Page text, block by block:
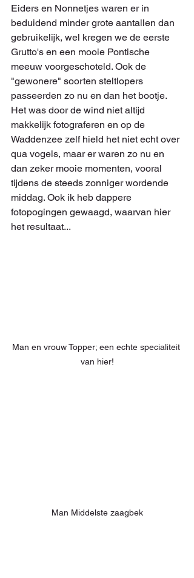
Eiders en Nonnetjes waren er in
beduidend minder grote aantallen dan
gebruikelijk, wel kregen we de eerste
Grutto's en een mooie Pontische
meeuw voorgeschoteld. Ook de
"gewonere" soorten steltlopers
passeerden zo nu en dan het bootje.
Het was door de wind niet altijd
makkelijk fotograferen en op de
Waddenzee zelf hield het niet echt over
qua vogels, maar er waren zo nu en
dan zeker mooie momenten, vooral
tijdens de steeds zonniger wordende
middag. Ook ik heb dappere
fotopogingen gewaagd, waarvan hier
het resultaat...
Man en vrouw Topper; een echte specialiteit
van hier!
Man Middelste zaagbek